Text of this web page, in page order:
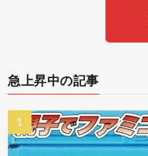
急上昇中の記事